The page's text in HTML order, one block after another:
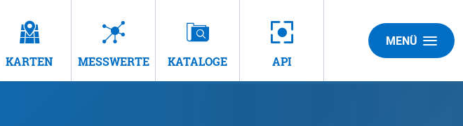
KARTEN MESSWERTE KATALOGE API
MENÜ